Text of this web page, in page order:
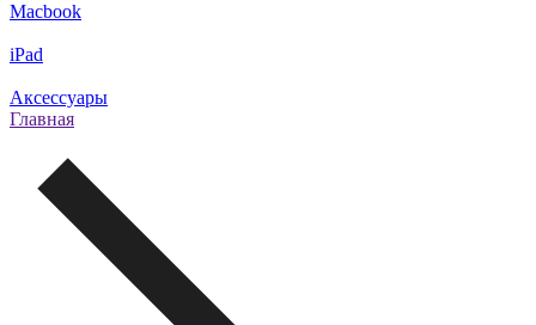
Macbook
iPad
Аксессуары
Главная